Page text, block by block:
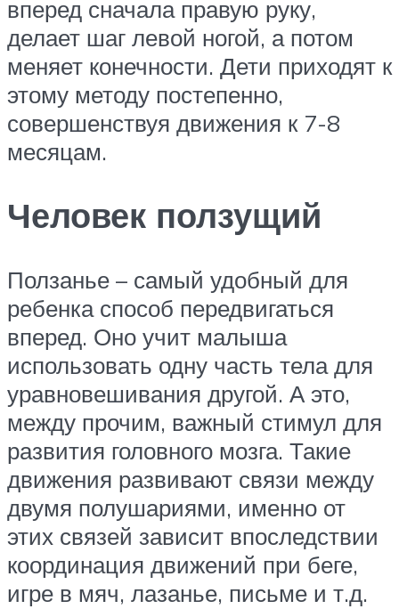
вперед сначала правую руку,
делает шаг левой ногой, а потом
меняет конечности. Дети приходят к
этому методу постепенно,
совершенствуя движения к 7-8
месяцам.
Человек ползущий
Ползанье – самый удобный для
ребенка способ передвигаться
вперед. Оно учит малыша
использовать одну часть тела для
уравновешивания другой. А это,
между прочим, важный стимул для
развития головного мозга. Такие
движения развивают связи между
двумя полушариями, именно от
этих связей зависит впоследствии
координация движений при беге,
игре в мяч, лазанье, письме и т.д.